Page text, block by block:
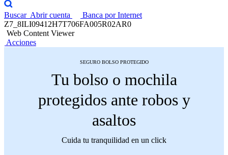
Buscar Abrir cuenta
Banca por Internet
Z7_8ILI09412H7T706FA005R02AR0
Web Content Viewer
Acciones
SEGURO BOLSO PROTEGIDO
Tu bolso o mochila
protegidos ante robos y
asaltos
Cuida tu tranquilidad en un click